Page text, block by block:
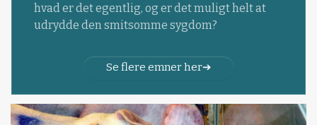
hvad er det egentlig, og er det muligt helt at
udrydde den smitsomme sygdom?
Se flere emner her